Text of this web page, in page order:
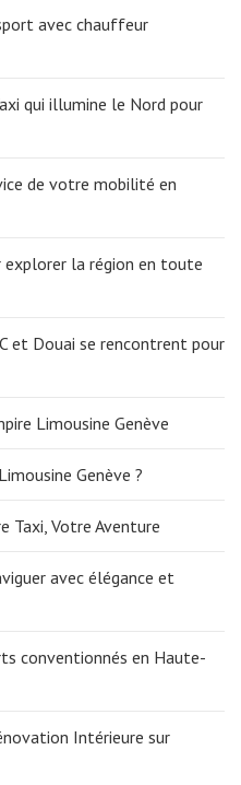
avec chauffeur
qui illumine le Nord pour
de votre mobilité en
la région en toute
et Douai se rencontrent pour
Limousine Genève
Genève ?
Taxi, Votre Aventure
avec élégance et
conventionnés en Haute-
Intérieure sur